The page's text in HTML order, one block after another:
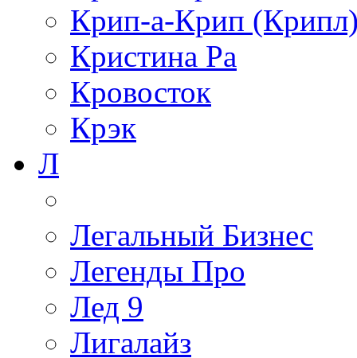
Крип-а-Крип
Кристина Ра
Кровосток
Крэк
Л
Легальный Бизнес
Легенды Про
Лед 9
Лигалайз